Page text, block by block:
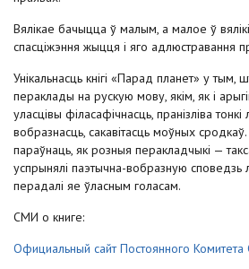
Вялікае бачыцца ў малым, а малое ў
спасціжэння жыцця і яго адлюстравання
Унікальнасць кнігі «Парад планет» у тым,
пераклады на рускую мову, якiм, як і
уласцівы філасафічнасць, пранізліва тонкі
вобразнасць, сакавітасць моўных сродкаў.
параўнаць, як розныя перакладчыкі —
успрынялі паэтычна-вобразную споведзь
перадалі яе ўласным голасам.
СМИ о книге:
Официальный сайт Постоянного Комитета